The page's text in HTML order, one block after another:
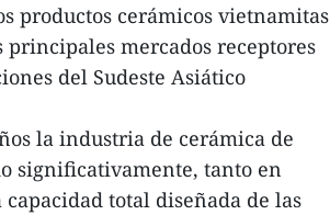
productos cerámicos vietnamitas
principales mercados receptores
del Sudeste Asiático
la industria de cerámica de
significativamente, tanto en
total diseñada de las